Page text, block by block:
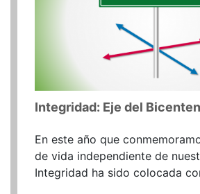
Integridad: Eje del
En este año que
de vida independiente de
Integridad ha sido colocada